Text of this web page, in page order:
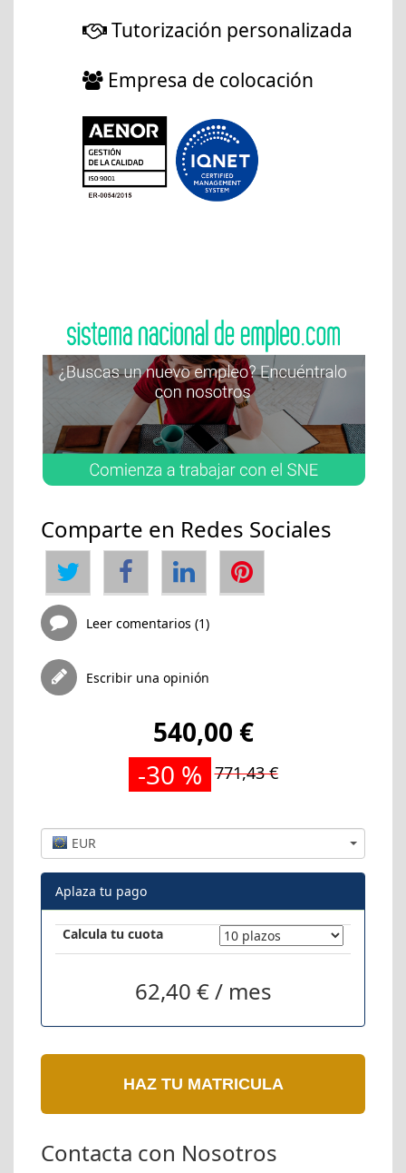
Tutorización personalizada
Empresa de colocación
Comparte en Redes Sociales
Leer comentarios (1)
Escribir una opinión
540,00 €
-30 %
771,43 €
EUR
Aplaza tu pago
Calcula tu cuota
62,40 € / mes
HAZ TU MATRICULA
Contacta con Nosotros